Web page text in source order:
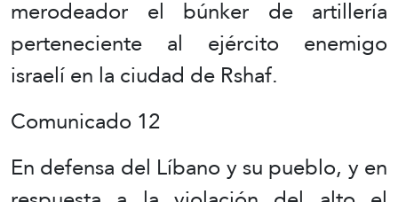
merodeador el búnker de artillería
perteneciente al ejército enemigo
israelí en la ciudad de Rshaf.
Comunicado 12
En defensa del Líbano y su pueblo, y en